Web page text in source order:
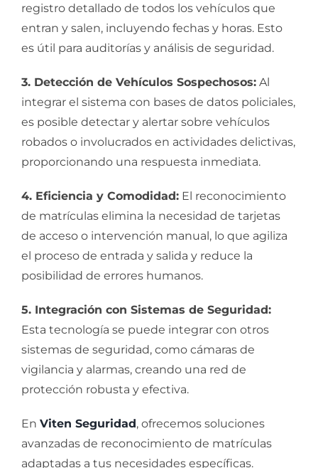
registro detallado de todos los vehículos que
entran y salen, incluyendo fechas y horas. Esto
es útil para auditorías y análisis de seguridad.
3. Detección de Vehículos Sospechosos:Al
integrar el sistema con bases de datos policiales,
es posible detectar y alertar sobre vehículos
robados o involucrados en actividades delictivas,
proporcionando una respuesta inmediata.
4. Eficiencia y Comodidad:El reconocimiento
de matrículas elimina la necesidad de tarjetas
de acceso o intervención manual, lo que agiliza
el proceso de entrada y salida y reduce la
posibilidad de errores humanos.
5. Integración con Sistemas de Seguridad:
Esta tecnología se puede integrar con otros
sistemas de seguridad, como cámaras de
vigilancia y alarmas, creando una red de
protección robusta y efectiva.
En Viten Seguridad, ofrecemos soluciones
avanzadas de reconocimiento de matrículas
adaptadas a tus necesidades específicas.